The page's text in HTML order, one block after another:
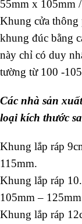
55mm x 105mm
Khung cửa thông
khung đúc bằng
này chỉ có duy
tường từ 100 -
Các nhà sản
loại kích thước
Khung lắp ráp
115mm.
Khung lắp ráp
105mm –
Khung lắp ráp